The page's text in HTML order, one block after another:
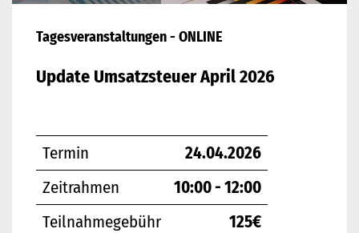
Tagesveranstaltungen - ONLINE
Update Umsatzsteuer April 2026
Termin
24.04.2026
Zeitrahmen
10:00 - 12:00
Teilnahmegebühr
125€